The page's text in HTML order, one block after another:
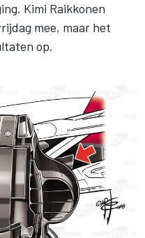
Kimi Raikkonen
mee, maar het
op.